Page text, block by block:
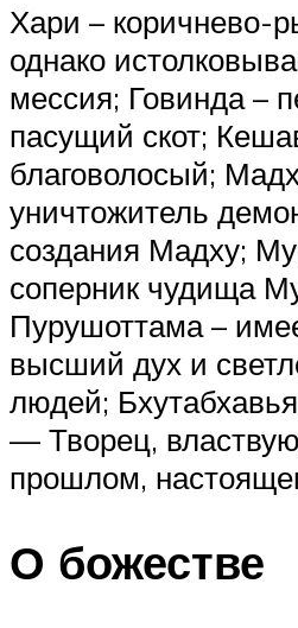
Хари – коричнево-
однако
мессия; Говинда –
пасущий скот;
благоволосый;
уничтожитель
создания Мадху;
соперник чудища
Пурушоттама –
высший дух и
людей;
— Творец,
прошлом,
О божестве